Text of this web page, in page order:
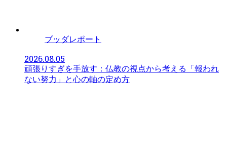
ブッダレポート
2026.08.05
頑張りすぎを手放す：仏教の視点から考える「報われ
ない努力」と心の軸の定め方